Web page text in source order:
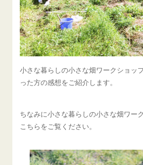
小さな暮らしの小さな畑ワークショッ
った方の感想をご紹介します。
ちなみに小さな暮らしの小さな畑ワー
こちらをご覧ください。